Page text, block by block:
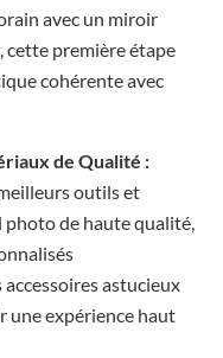
avec un miroir
première étape
cohérente avec
de Qualité :
outils et
de haute qualité,
astucieux
une expérience haut